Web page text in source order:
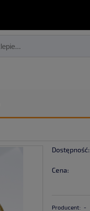
Dostępność:
Cena:
Producent: -